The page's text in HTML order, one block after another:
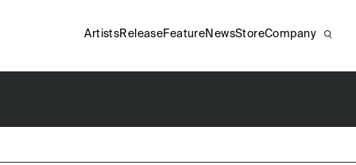
ArtistsReleaseFeature NewsStoreCompany